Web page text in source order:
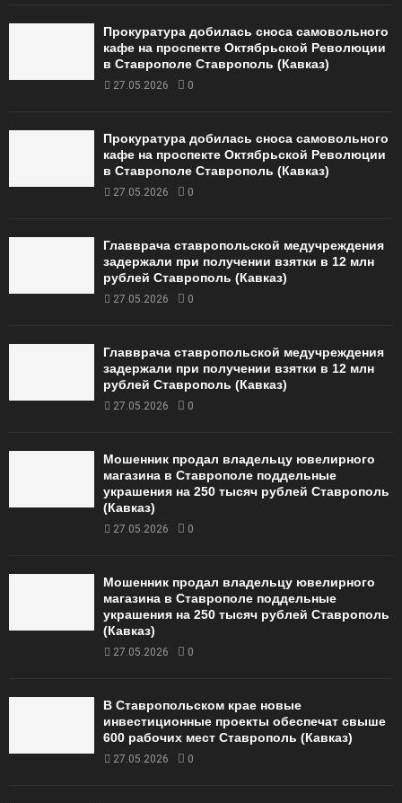
Прокуратура добилась сноса самовольного
кафе на проспекте Октябрьской Революции
в Ставрополе Ставрополь (Кавказ)
27.05.2026 0
Прокуратура добилась сноса самовольного
кафе на проспекте Октябрьской Революции
в Ставрополе Ставрополь (Кавказ)
27.05.2026 0
Главврача ставропольской медучреждения
задержали при получении взятки в 12 млн
рублей Ставрополь (Кавказ)
27.05.2026 0
Главврача ставропольской медучреждения
задержали при получении взятки в 12 млн
рублей Ставрополь (Кавказ)
27.05.2026 0
Мошенник продал владельцу ювелирного
магазина в Ставрополе поддельные
украшения на 250 тысяч рублей Ставрополь
(Кавказ)
27.05.2026 0
Мошенник продал владельцу ювелирного
магазина в Ставрополе поддельные
украшения на 250 тысяч рублей Ставрополь
(Кавказ)
27.05.2026 0
В Ставропольском крае новые
инвестиционные проекты обеспечат свыше
600 рабочих мест Ставрополь (Кавказ)
27.05.2026 0